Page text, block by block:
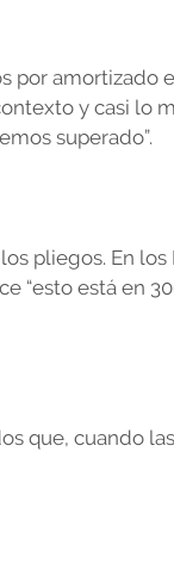
por amortizado
y casi lo
superado”.
pliegos. En los
“esto está en
que, cuando